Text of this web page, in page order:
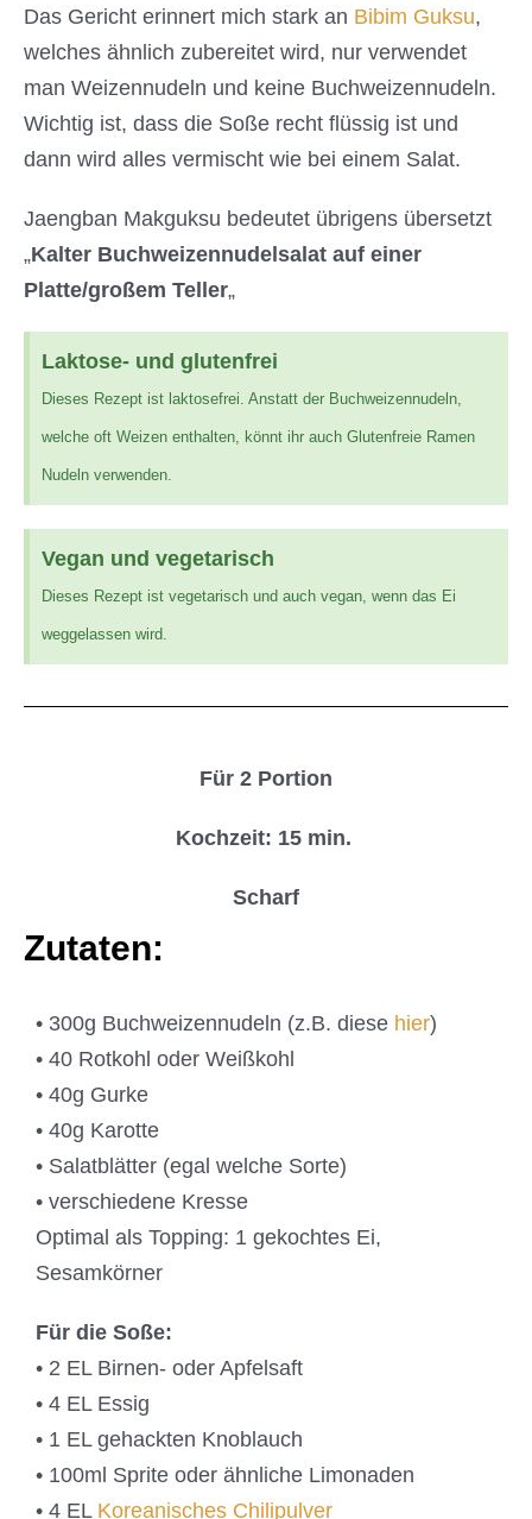
Das Gericht erinnert mich stark an Bibim Guksu,
welches ähnlich zubereitet wird, nur verwendet
man Weizennudeln und keine Buchweizennudeln.
Wichtig ist, dass die Soße recht flüssig ist und
dann wird alles vermischt wie bei einem Salat.
Jaengban Makguksu bedeutet übrigens übersetzt
„Kalter Buchweizennudelsalat auf einer
Platte/großem Teller„
Laktose- und glutenfrei
Dieses Rezept ist laktosefrei. Anstatt der Buchweizennudeln,
welche oft Weizen enthalten, könnt ihr auch Glutenfreie Ramen
Nudeln verwenden.
Vegan und vegetarisch
Dieses Rezept ist vegetarisch und auch vegan, wenn das Ei
weggelassen wird.
Für 2 Portion
Kochzeit: 15 min.
Scharf
Zutaten:
• 300g Buchweizennudeln (z.B. diese hier)
• 40 Rotkohl oder Weißkohl
• 40g Gurke
• 40g Karotte
• Salatblätter (egal welche Sorte)
• verschiedene Kresse
Optimal als Topping: 1 gekochtes Ei,
Sesamkörner
Für die Soße:
• 2 EL Birnen- oder Apfelsaft
• 4 EL Essig
• 1 EL gehackten Knoblauch
• 100ml Sprite oder ähnliche Limonaden
• 4 EL Koreanisches Chilipulver